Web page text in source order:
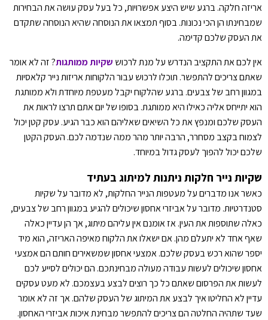
אריזה חלקה. ברגע שיש היצע אפשרויות, כל בעל עסק עושה את הבחירות
שמבחינתו הן הכי נכונות. בסוף תמצאו את הנוסחה שהיא הנוסחה שתקדם
את העסק שלכם קדימה.
אין לכם את התקציב הנדרש על מנת לרכוש שקיות ממותגות? זה לא אומר
שאתם צריכים להתפשר. תוכלו לרכוש עבור הלקוחות אריזות נייר קלאסיות
במגוון רחב של צבעים. ברגע שהלקוח יקבל מעטפת מיוחדת ולא ממותגת
הוא יתייחס אליה כאילו היא ממותגת. בסופו של יום אתם תרצו לראות את
העסק שלכם ומנפץ את כל השיאים שאליהם הוא כבר הגיע. עסק קטן יכול
לצמוח בקצב מסחרר, הרבה יותר מהר ממה שנדמה לכם. העסק הקטן
שלכם יכול להפוך לעסק גדול במיוחד.
שקיות נייר חלקות ניתנות למיתוג בעתיד
כאשר אנו מדברים על מעטפות הנייר החלקות, לא מדובר על שקיות
סטנדרטיות. מדובר על אביזרי אחסון שיכולים להגיע במגוון רחב של צבעים,
כאלה שתוספות את העין. אז אומנם אין עליהם מיתוג, אך הן עדיין כאלה
שאף אחד לא יתעלם מהן. אם ישאלו את הלקוח מאיפה האריזה, הוא מיד
יספר שהוא רכש בעסק שלכם. אמצעי אחסון שמשאירים חותם הם אמצעי
אחסון שיכולים לעשות עבודה מעולה מבחינתכם. הם יכולים לסייע לכם
לעשות את הפרסום שאתם כל כך רוצים לבצע בעצמכם. לא מעט עסקים
עדיין לא החליטו איך לבצע את המיתוג של העסק שלהם. אך זה לא אומר
שעד שתהיה החלטה הם צריכים להתפשר מבחינת איכות אביזרי האחסון.